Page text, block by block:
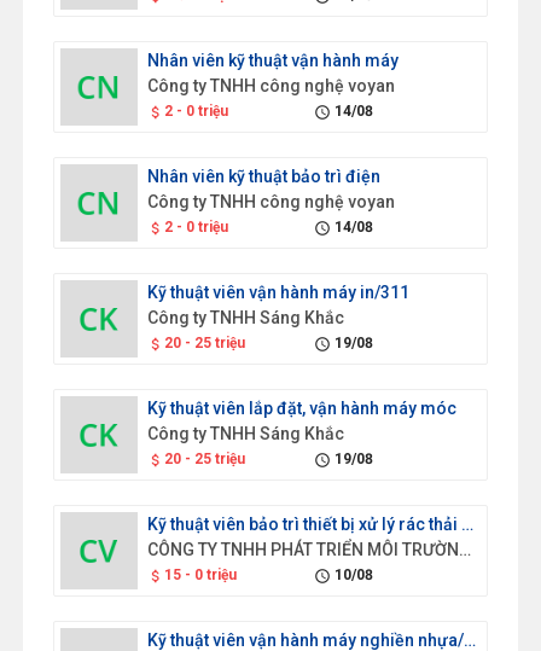
Nhân viên kỹ thuật vận hành máy
Công ty TNHH công nghệ voyan
attach_money 2 - 0 triệu schedule 14/08
Nhân viên kỹ thuật bảo trì điện
Công ty TNHH công nghệ voyan
attach_money 2 - 0 triệu schedule 14/08
Kỹ thuật viên vận hành máy in/311
Công ty TNHH Sáng Khắc
attach_money 20 - 25 triệu schedule 19/08
Kỹ thuật viên lắp đặt, vận hành máy móc
Công ty TNHH Sáng Khắc
attach_money 20 - 25 triệu schedule 19/08
Kỹ thuật viên bảo trì thiết bị xử lý rác thải nhựa/723
CÔNG TY TNHH PHÁT TRIỂN MÔI TRƯỜNG XANH SAO VIỆT
attach_money 15 - 0 triệu schedule 10/08
Kỹ thuật viên vận hành máy nghiền nhựa/814